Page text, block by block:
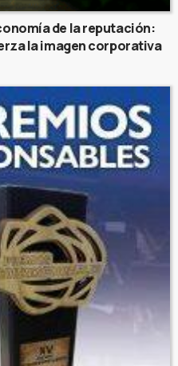
de la reputación:
la imagen corporativa